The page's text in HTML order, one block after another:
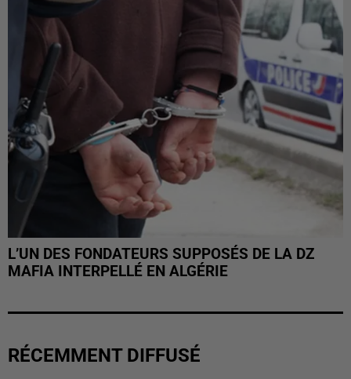
L’UN DES FONDATEURS SUPPOSÉS DE LA DZ
MAFIA INTERPELLÉ EN ALGÉRIE
RÉCEMMENT DIFFUSÉ